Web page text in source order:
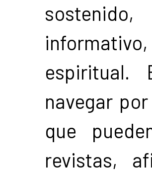
espiritual.
navegar
que
revistas,